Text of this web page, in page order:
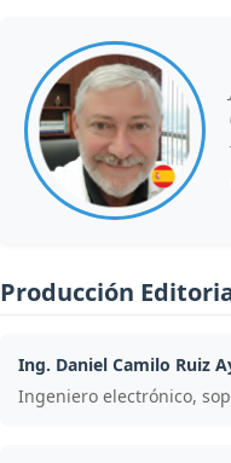
Producción
Ing. Daniel Camilo Ruiz
Ingeniero electrónico,